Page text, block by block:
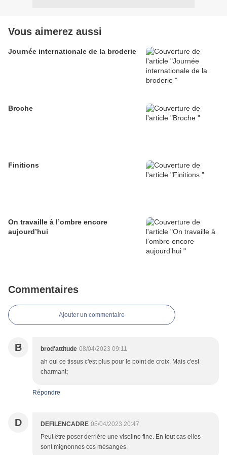
Vous aimerez aussi
Journée internationale de la broderie
Broche
Finitions
On travaille à l’ombre encore
aujourd’hui
Commentaires
Ajouter un commentaire
B brod'attitude 08/04/2023 09:11
ah oui ce tissus c'est plus pour le point de croix. Mais c'est
charmant;
Répondre
D DEFILENCADRE 05/04/2023 20:47
Peut être poser derrière une viseline fine. En tout cas elles
sont mignonnes ces mésanges.